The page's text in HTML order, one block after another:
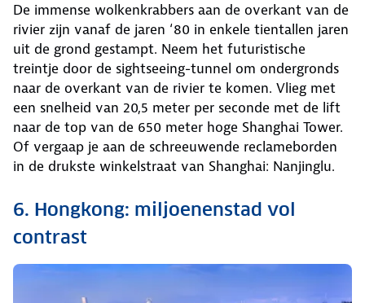
De immense wolkenkrabbers aan de overkant van de
rivier zijn vanaf de jaren ‘80 in enkele tientallen jaren
uit de grond gestampt. Neem het futuristische
treintje door de sightseeing-tunnel om ondergronds
naar de overkant van de rivier te komen. Vlieg met
een snelheid van 20,5 meter per seconde met de lift
naar de top van de 650 meter hoge Shanghai Tower.
Of vergaap je aan de schreeuwende reclameborden
in de drukste winkelstraat van Shanghai: Nanjinglu.
6. Hongkong: miljoenenstad vol
contrast